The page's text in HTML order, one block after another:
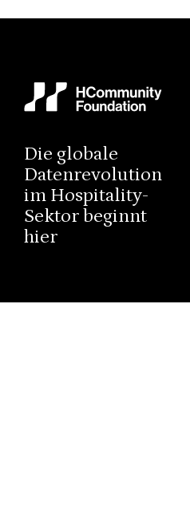
Die globale
Datenrevolution
im Hospitality-
Sektor beginnt
hier